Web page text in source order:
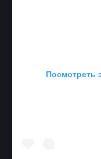
Посмотреть